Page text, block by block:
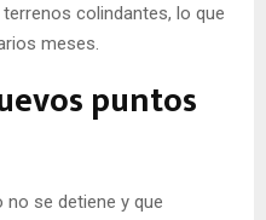
colindantes, lo que
meses.
puntos
no se detiene y que